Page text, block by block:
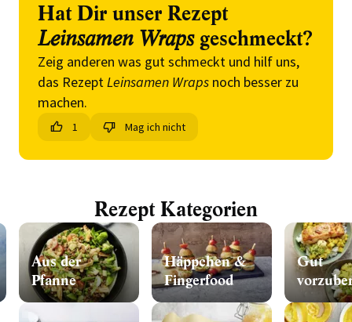
Hat Dir unser Rezept
Leinsamen Wrapsgeschmeckt?
Zeig anderen was gut schmeckt und hilf uns,
das RezeptLeinsamen Wraps noch besser zu
machen.
1 Mag ich nicht
Rezept Kategorien
Aus der
Pfanne
Häppchen &
Fingerfood
Gut